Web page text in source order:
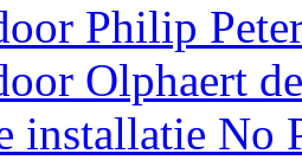
Philip
Olphaert
installatie No